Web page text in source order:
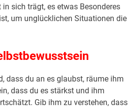
sich trägt, es etwas Besonderes
um unglücklichen Situationen die
dass du an es glaubst, räume ihm
dass du es stärkst und ihm
Gib ihm zu verstehen, dass